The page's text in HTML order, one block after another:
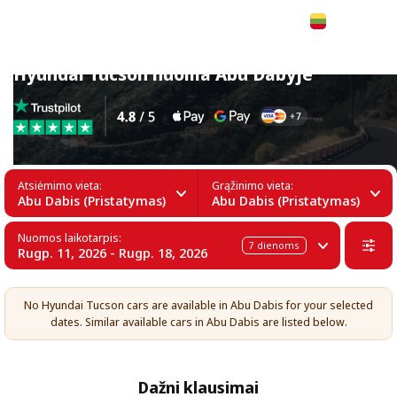
Hyundai Tucson nuoma Abu Dabyje
Atsiėmimo vieta:
Abu Dabis (Pristatymas)
Grąžinimo vieta:
Abu Dabis (Pristatymas)
Nuomos laikotarpis:
Rugp. 11, 2026 - Rugp. 18, 2026 7 dienoms
No Hyundai Tucson cars are available in Abu Dabis for your selected
dates. Similar available cars in Abu Dabis are listed below.
Dažni klausimai